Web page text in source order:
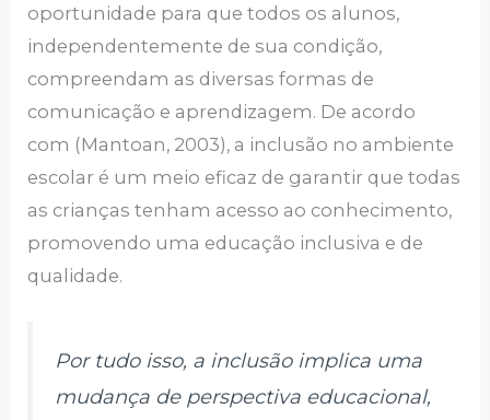
oportunidade para que todos os alunos,
independentemente de sua condição,
compreendam as diversas formas de
comunicação e aprendizagem. De acordo
com (Mantoan, 2003), a inclusão no ambiente
escolar é um meio eficaz de garantir que todas
as crianças tenham acesso ao conhecimento,
promovendo uma educação inclusiva e de
qualidade.
Por tudo isso, a inclusão implica uma
mudança de perspectiva educacional,